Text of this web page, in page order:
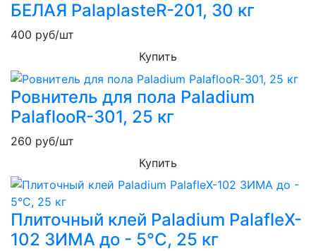
БЕЛАЯ PalaplasteR-201, 30 кг
400 руб/шт
Купить
Ровнитель для пола Paladium
PalaflooR-301, 25 кг
260 руб/шт
Купить
Плиточный клей Paladium PalafleX-
102 ЗИМА до - 5°С, 25 кг